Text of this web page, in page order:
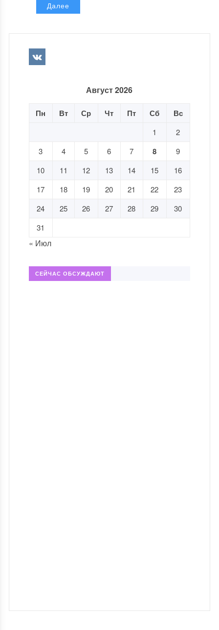
Далее
Август 2026
Пн Вт Ср Чт Пт Сб Вс
1
2
3
4 5 6 7 8
9
10
11 12 13 14 15
16
17
18 19 20 21 22
23
24
25 26 27 28 29
30
31
« Июл
СЕЙЧАС ОБСУЖДАЮТ